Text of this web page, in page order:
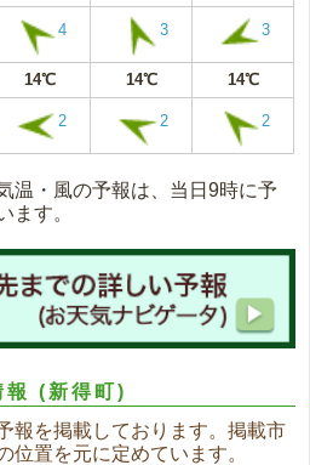
4 3 3
14℃ 14℃ 14℃
2 2 2
温・風の予報は、当日9時に予
ます。
報(新得町)
報を掲載しております。掲載市
位置を元に定めています。